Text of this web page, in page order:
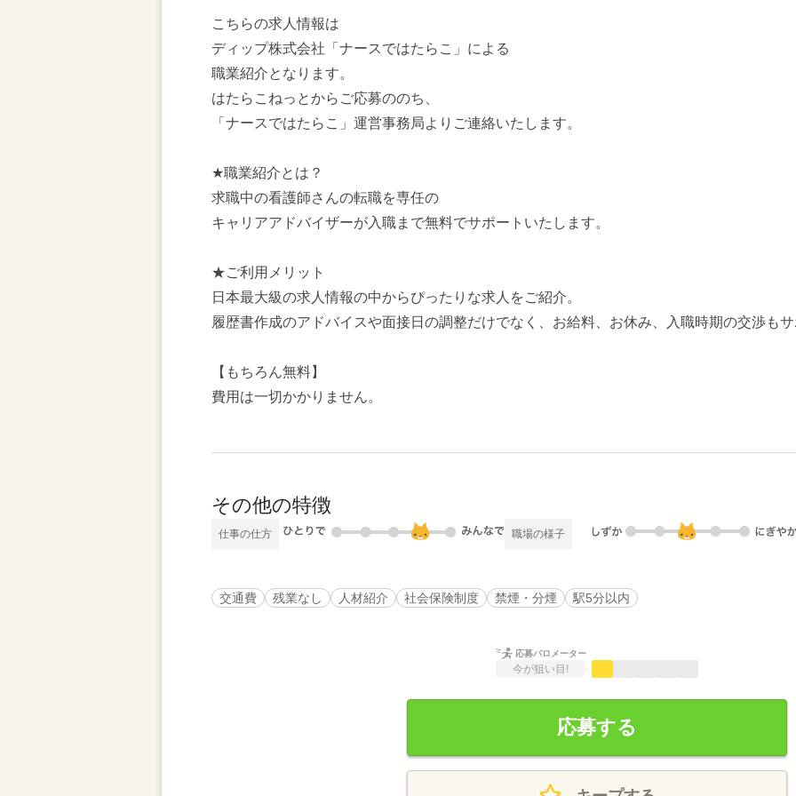
こちらの求人情報は
ディップ株式会社「ナースではたらこ」による
職業紹介となります。
はたらこねっとからご応募ののち、
「ナースではたらこ」運営事務局よりご連絡いたします。
★職業紹介とは？
求職中の看護師さんの転職を専任の
キャリアアドバイザーが入職まで無料でサポートいたします。
★ご利用メリット
日本最大級の求人情報の中からぴったりな求人をご紹介。
履歴書作成のアドバイスや面接日の調整だけでなく、お給料、お休み、入職時期の交渉もサ
【もちろん無料】
費用は一切かかりません。
その他の特徴
仕事の仕方 職場の様子
交通費 残業なし 人材紹介 社会保険制度 禁煙・分煙 駅5分以内
応募バロメーター
今が狙い目!
応募する